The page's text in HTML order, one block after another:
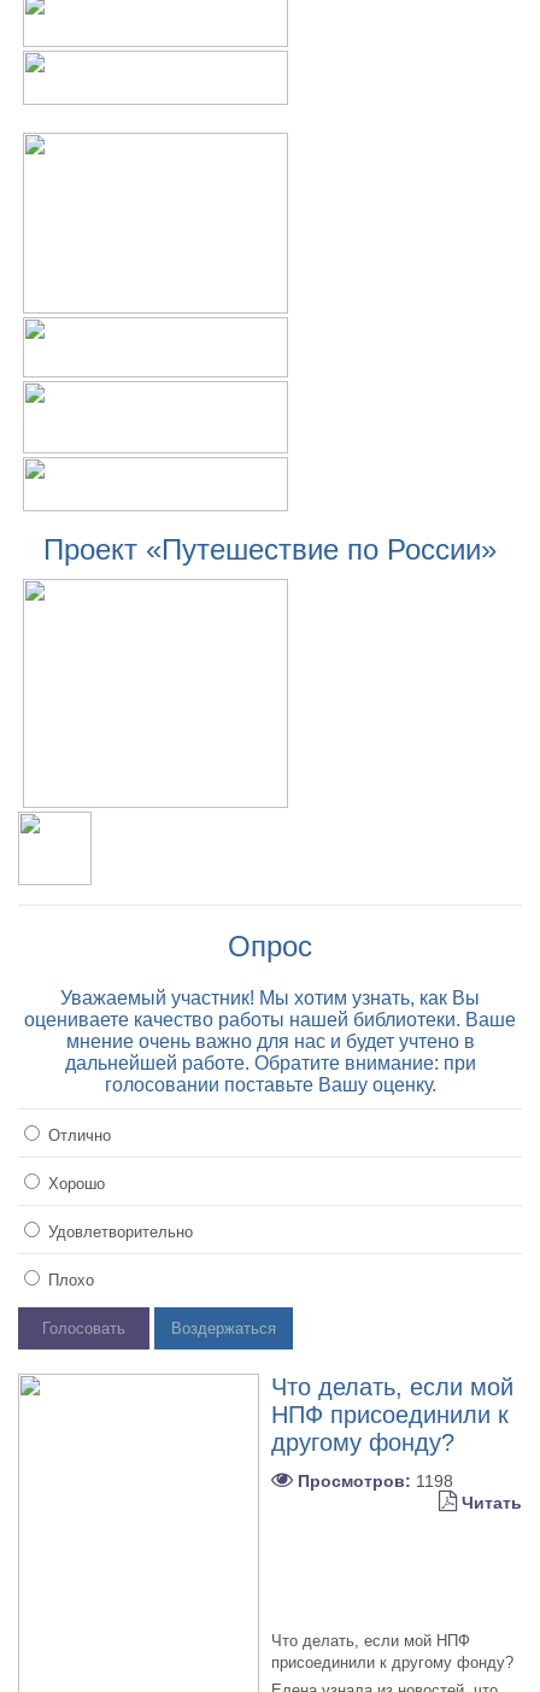
Проект «Путешествие по России»
Опрос
Уважаемый участник! Мы хотим узнать, как Вы
оцениваете качество работы нашей библиотеки. Ваше
мнение очень важно для нас и будет учтено в
дальнейшей работе. Обратите внимание: при
голосовании поставьте Вашу оценку.
Отлично
Хорошо
Удовлетворительно
Плохо
Голосовать Воздержаться
Что делать, если мой
НПФ присоединили к
другому фонду?
Просмотров: 1198
Читать
Что делать, если мой НПФ
присоединили к другому фонду?